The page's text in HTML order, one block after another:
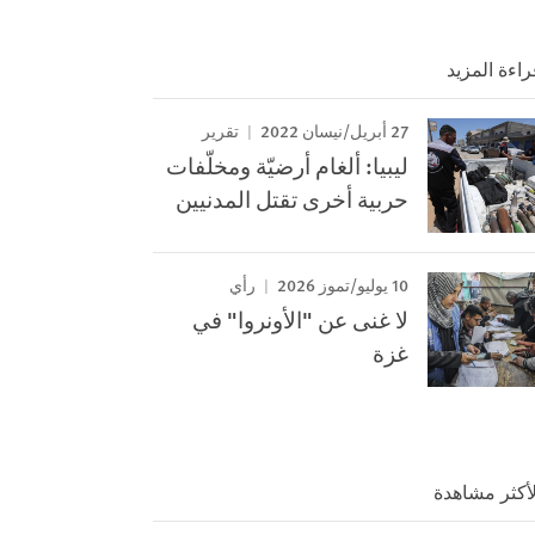
المزيد
27 أبريل/نيسان 2022 تقرير
ليبيا: ألغام أرضيّة ومخلّفات
حربية أخرى تقتل المدنيين
10 يوليو/تموز 2026 رأي
لا غنى عن "الأونروا" في
غزة
مشاهدة